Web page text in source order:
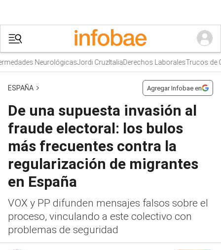
NeurológicasJordi CruzItaliaDerechos LaboralesTrucos de
ESPAÑA Agregar Infobae en
De una supuesta invasión al
fraude electoral: los bulos
más frecuentes contra la
regularización de migrantes
en España
VOX y PP difunden mensajes falsos sobre el
proceso, vinculando a este colectivo con
problemas de seguridad